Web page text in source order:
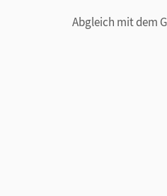
Abgleich mit dem